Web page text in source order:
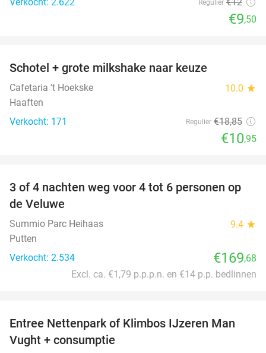
Regulier
€9,50
Schotel + grote milkshake naar keuze
Cafetaria 't Hoekske 10.0 star
Haaften
Verkocht: 171
Regulier €18,85
€10,95
3 of 4 nachten weg voor 4 tot 6 personen op
de Veluwe
Summio Parc Heihaas 9.4 star
Putten
Verkocht: 2.534
€169,68
Excl. ca. €1,79 p.p.p.n. en €14 p.p. bedlinnen
29%
Entree Nettenpark of Klimbos IJzeren Man
Vught + consumptie